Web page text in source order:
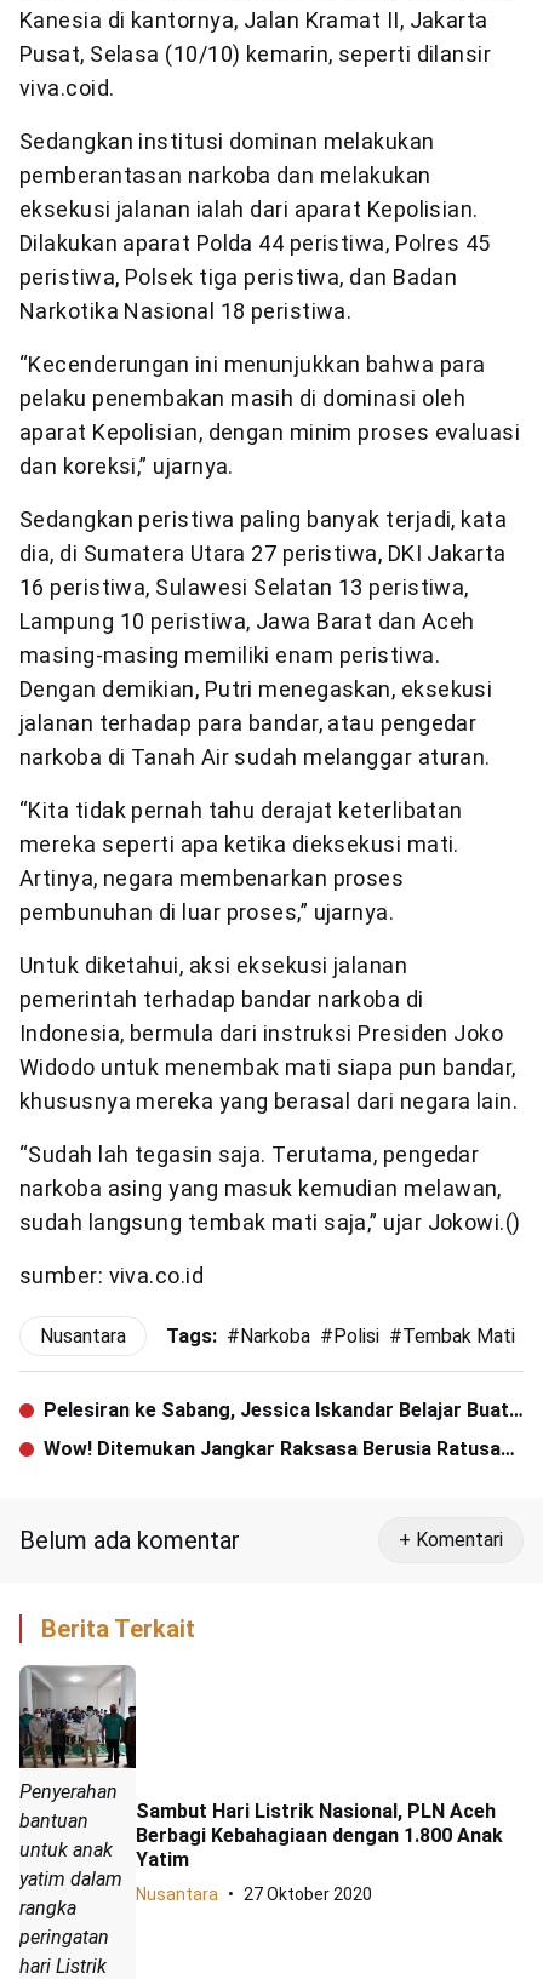
Kanesia di kantornya, Jalan Kramat II, Jakarta
Pusat, Selasa (10/10) kemarin, seperti dilansir
viva.coid.
Sedangkan institusi dominan melakukan
pemberantasan narkoba dan melakukan
eksekusi jalanan ialah dari aparat Kepolisian.
Dilakukan aparat Polda 44 peristiwa, Polres 45
peristiwa, Polsek tiga peristiwa, dan Badan
Narkotika Nasional 18 peristiwa.
“Kecenderungan ini menunjukkan bahwa para
pelaku penembakan masih di dominasi oleh
aparat Kepolisian, dengan minim proses evaluasi
dan koreksi,” ujarnya.
Sedangkan peristiwa paling banyak terjadi, kata
dia, di Sumatera Utara 27 peristiwa, DKI Jakarta
16 peristiwa, Sulawesi Selatan 13 peristiwa,
Lampung 10 peristiwa, Jawa Barat dan Aceh
masing-masing memiliki enam peristiwa.
Dengan demikian, Putri menegaskan, eksekusi
jalanan terhadap para bandar, atau pengedar
narkoba di Tanah Air sudah melanggar aturan.
“Kita tidak pernah tahu derajat keterlibatan
mereka seperti apa ketika dieksekusi mati.
Artinya, negara membenarkan proses
pembunuhan di luar proses,” ujarnya.
Untuk diketahui, aksi eksekusi jalanan
pemerintah terhadap bandar narkoba di
Indonesia, bermula dari instruksi Presiden Joko
Widodo untuk menembak mati siapa pun bandar,
khususnya mereka yang berasal dari negara lain.
“Sudah lah tegasin saja. Terutama, pengedar
narkoba asing yang masuk kemudian melawan,
sudah langsung tembak mati saja,” ujar Jokowi.()
sumber: viva.co.id
Nusantara Tags: #Narkoba #Polisi #Tembak Mati
Pelesiran ke Sabang, Jessica Iskandar Belajar Buat
Kopi hingga Berburu Kuliner
Wow! Ditemukan Jangkar Raksasa Berusia Ratusan
Belum ada komentar + Komentari
Berita Terkait
Penyerahan
bantuan
untuk anak
yatim dalam
rangka
peringatan
hari Listrik
Sambut Hari Listrik Nasional, PLN Aceh
Berbagi Kebahagiaan dengan 1.800 Anak
Yatim
Nusantara 27 Oktober 2020